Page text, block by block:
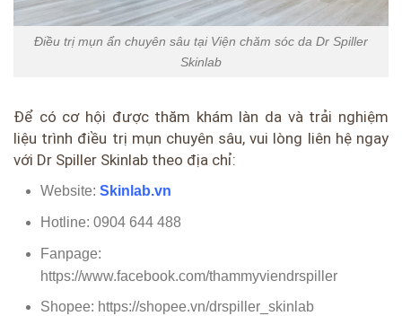
Điều trị mụn ẩn chuyên sâu tại Viện chăm sóc da Dr Spiller
Skinlab
Để có cơ hội được thăm khám làn da và trải nghiệm
liệu trình điều trị mụn chuyên sâu, vui lòng liên hệ ngay
với Dr Spiller Skinlab theo địa chỉ:
Website: Skinlab.vn
Hotline: 0904 644 488
Fanpage:
https://www.facebook.com/thammyviendrspiller
Shopee: https://shopee.vn/drspiller_skinlab